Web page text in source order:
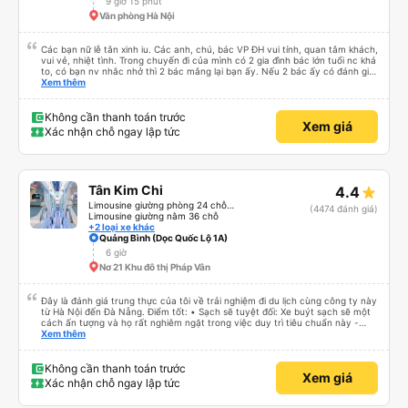
Văn phòng Hà Nội
Các bạn nữ lễ tân xinh iu. Các anh, chú, bác VP ĐH vui tính, quan tâm khách,
vui vẻ, nhiệt tình. Trong chuyến đi của mình có 2 gia đình bác lớn tuổi nc khá
to, có bạn nv nhắc nhở thì 2 bác mắng lại bạn ấy. Nếu 2 bác ấy có đánh giá
xấu thì mình ngược lại nha. Bạn ấy nhắc nhở rất đúng. 2 bác nói rất to. To
bạn ấy nha. Nếu bạn ấy bị trừ thì bảo bạn ấy liên hệ sđt của mình, mình hỗ
trợ ạ. Số mình đuôi 666, chuyến ĐH-NT ngày 16/1. À các bạn nữ lễ tân xinh
iu còn đổi cho mình phòng đơn sang đôi xong còn note là (một mình) yêu
Xem thêm
Không cần thanh toán trước
Xác nhận chỗ ngay lập tức
Xem giá
Tân Kim Chi
Limousine giường phòng 24 chỗ (CABIN)
Limousine giường nằm 36 chỗ
+2 loại xe khác
4.4
(4474 đánh giá)
Quảng Bình (Dọc Quốc Lộ 1A)
6 giờ
Nơ 21 Khu đô thị Pháp Vân
Đây là đánh giá trung thực của tôi về trải nghiệm đi du lịch cùng công ty này
từ Hà Nội đến Đà Nẵng. Điểm tốt: • Sạch sẽ tuyệt đối: Xe buýt sạch sẽ một
cách ấn tượng và họ rất nghiêm ngặt trong việc duy trì tiêu chuẩn này -
không được phép ăn trên xe. Đây là lần đầu tiên tôi thấy sự chú trọng đến
suốt chuyến đi. • Tùy chọn sạc: Có sẵn cổng sạc USB và USB-C, đây cũng
là lần đầu tiên tôi thấy. • Môi trường yên tĩnh và thanh bình: Họ không bật
đèn không cần thiết hoặc bật nhạc lớn, giúp tôi dễ dàng thư giãn và ngủ
Xem thêm
Không cần thanh toán trước
Xác nhận chỗ ngay lập tức
Xem giá